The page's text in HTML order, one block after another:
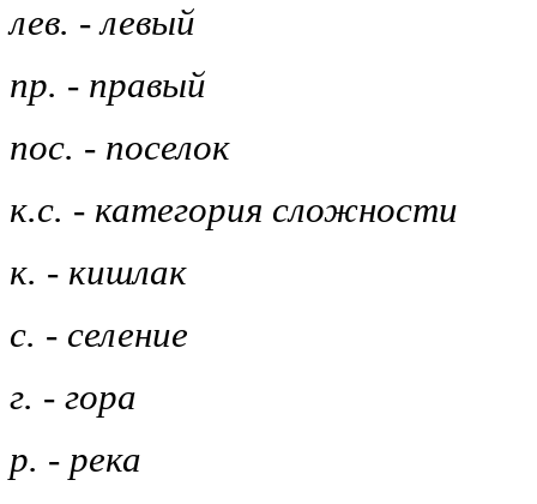
лев. - левый
пр. - правый
пос. - поселок
к.с. - категория сложности
к. - кишлак
с. - селение
г. - гора
р. - река